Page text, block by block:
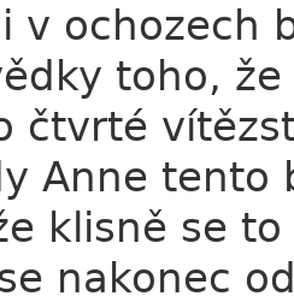
v ochozech
toho,
čtvrté
Anne
klisně se
nakonec